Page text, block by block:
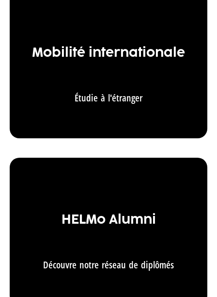
Mobilité internationale
Étudie à l'étranger
HELMo Alumni
Découvre notre réseau de diplômés